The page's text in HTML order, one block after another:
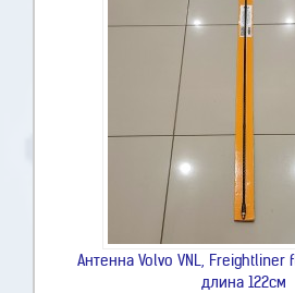
Антенна Volvo VNL, Freightliner
длина 122см